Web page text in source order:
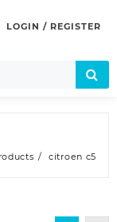
LOGIN / REGISTER
citroen c5